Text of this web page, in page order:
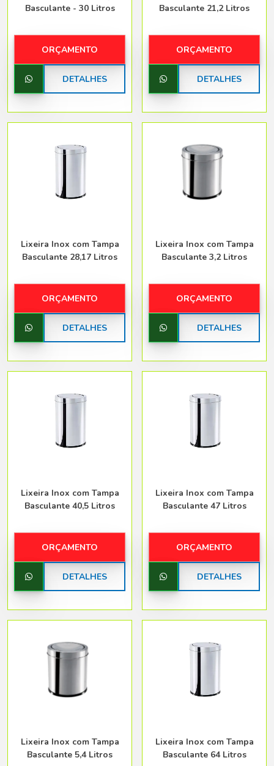
Basculante - 30 Litros
ORÇAMENTO
DETALHES
Basculante 21,2 Litros
ORÇAMENTO
DETALHES
Lixeira Inox com Tampa
Basculante 28,17 Litros
ORÇAMENTO
DETALHES
Lixeira Inox com Tampa
Basculante 3,2 Litros
ORÇAMENTO
DETALHES
Lixeira Inox com Tampa
Basculante 40,5 Litros
ORÇAMENTO
DETALHES
Lixeira Inox com Tampa
Basculante 47 Litros
ORÇAMENTO
DETALHES
Lixeira Inox com Tampa
Basculante 5,4 Litros
Lixeira Inox com Tampa
Basculante 64 Litros